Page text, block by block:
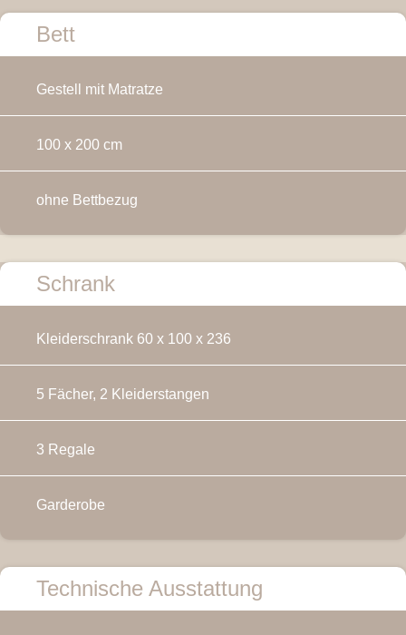
Bett
Gestell mit Matratze
100 x 200 cm
ohne Bettbezug
Schrank
Kleiderschrank 60 x 100 x 236
5 Fächer, 2 Kleiderstangen
3 Regale
Garderobe
Technische Ausstattung